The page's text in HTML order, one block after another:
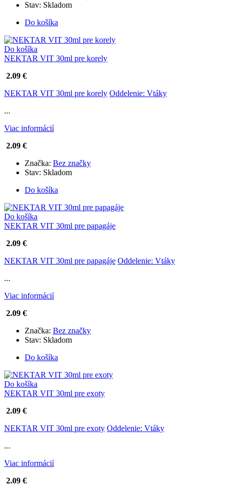
Stav: Skladom
Do košíka
Do košíka
NEKTAR VIT 30ml pre korely
2.09 €
NEKTAR VIT 30ml pre korely Oddelenie: Vtáky
...
Viac informácií
2.09 €
Značka: Bez značky
Stav: Skladom
Do košíka
Do košíka
NEKTAR VIT 30ml pre papagáje
2.09 €
NEKTAR VIT 30ml pre papagáje Oddelenie: Vtáky
...
Viac informácií
2.09 €
Značka: Bez značky
Stav: Skladom
Do košíka
Do košíka
NEKTAR VIT 30ml pre exoty
2.09 €
NEKTAR VIT 30ml pre exoty Oddelenie: Vtáky
...
Viac informácií
2.09 €